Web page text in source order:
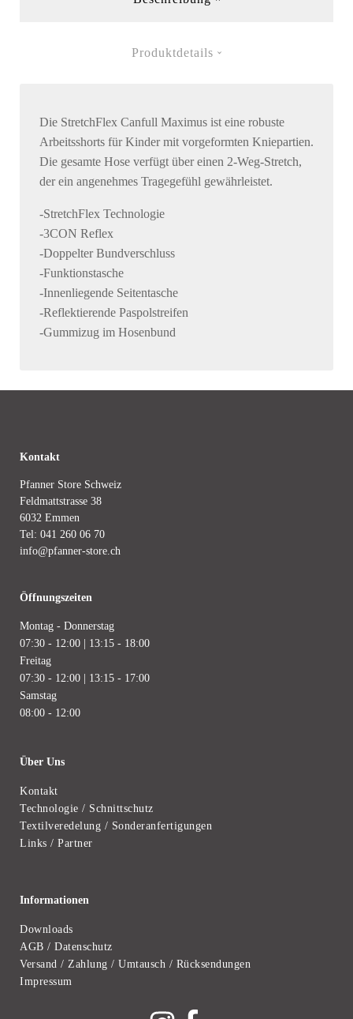
Produktdetails
Die StretchFlex Canfull Maximus ist eine robuste
Arbeitsshorts für Kinder mit vorgeformten Kniepartien.
Die gesamte Hose verfügt über einen 2-Weg-Stretch,
der ein angenehmes Tragegefühl gewährleistet.
-StretchFlex Technologie
-3CON Reflex
-Doppelter Bundverschluss
-Funktionstasche
-Innenliegende Seitentasche
-Reflektierende Paspolstreifen
-Gummizug im Hosenbund
Kontakt
Pfanner Store Schweiz
Feldmattstrasse 38
6032 Emmen
Tel: 041 260 06 70
info@pfanner-store.ch
Öffnungszeiten
Montag - Donnerstag
07:30 - 12:00 | 13:15 - 18:00
Freitag
07:30 - 12:00 | 13:15 - 17:00
Samstag
08:00 - 12:00
Über Uns
Kontakt
Technologie / Schnittschutz
Textilveredelung / Sonderanfertigungen
Links / Partner
Informationen
Downloads
AGB / Datenschutz
Versand / Zahlung / Umtausch / Rücksendungen
Impressum